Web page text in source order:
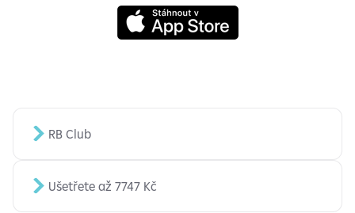
RB Club
Ušetřete až 7747 Kč